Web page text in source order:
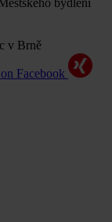
Facebook